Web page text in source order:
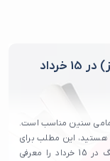
سنین مناسب است.
برای بازی پینگ پنگ در 15 خرداد هستید، این مطلب برای
شماست. در این مطلب، بهترین باشگاه پینگ پنگ در 15 خرداد را معرفی